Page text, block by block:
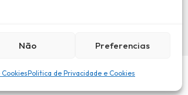
Não Preferencias
Politica de Privacidade e Cookies